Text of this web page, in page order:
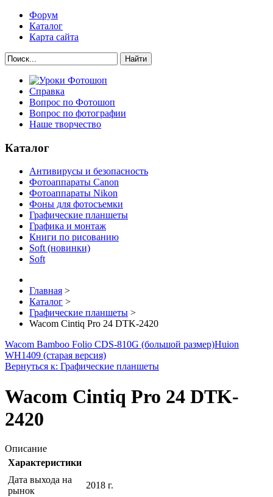
Форум
Каталог
Карта сайта
Найти
Справка
Вопрос по Фотошоп
Вопрос по фотографии
Наше творчество
Каталог
Антивирусы и безопасность
Фотоаппараты Canon
Фотоаппараты Nikon
Фоны для фотосъемки
Графические планшеты
Графика и монтаж
Книги по рисованию
Soft (новинки)
Soft
Главная >
Каталог >
Графические планшеты >
Wacom Cintiq Pro 24 DTK-2420
Wacom Bamboo Folio CDS-810G (большой размер)Huion
WH1409 (старая версия)
Вернуться к: Графические планшеты
Wacom Cintiq Pro 24 DTK-
2420
Описание
Характеристики
Дата выхода на
рынок
2018 г.